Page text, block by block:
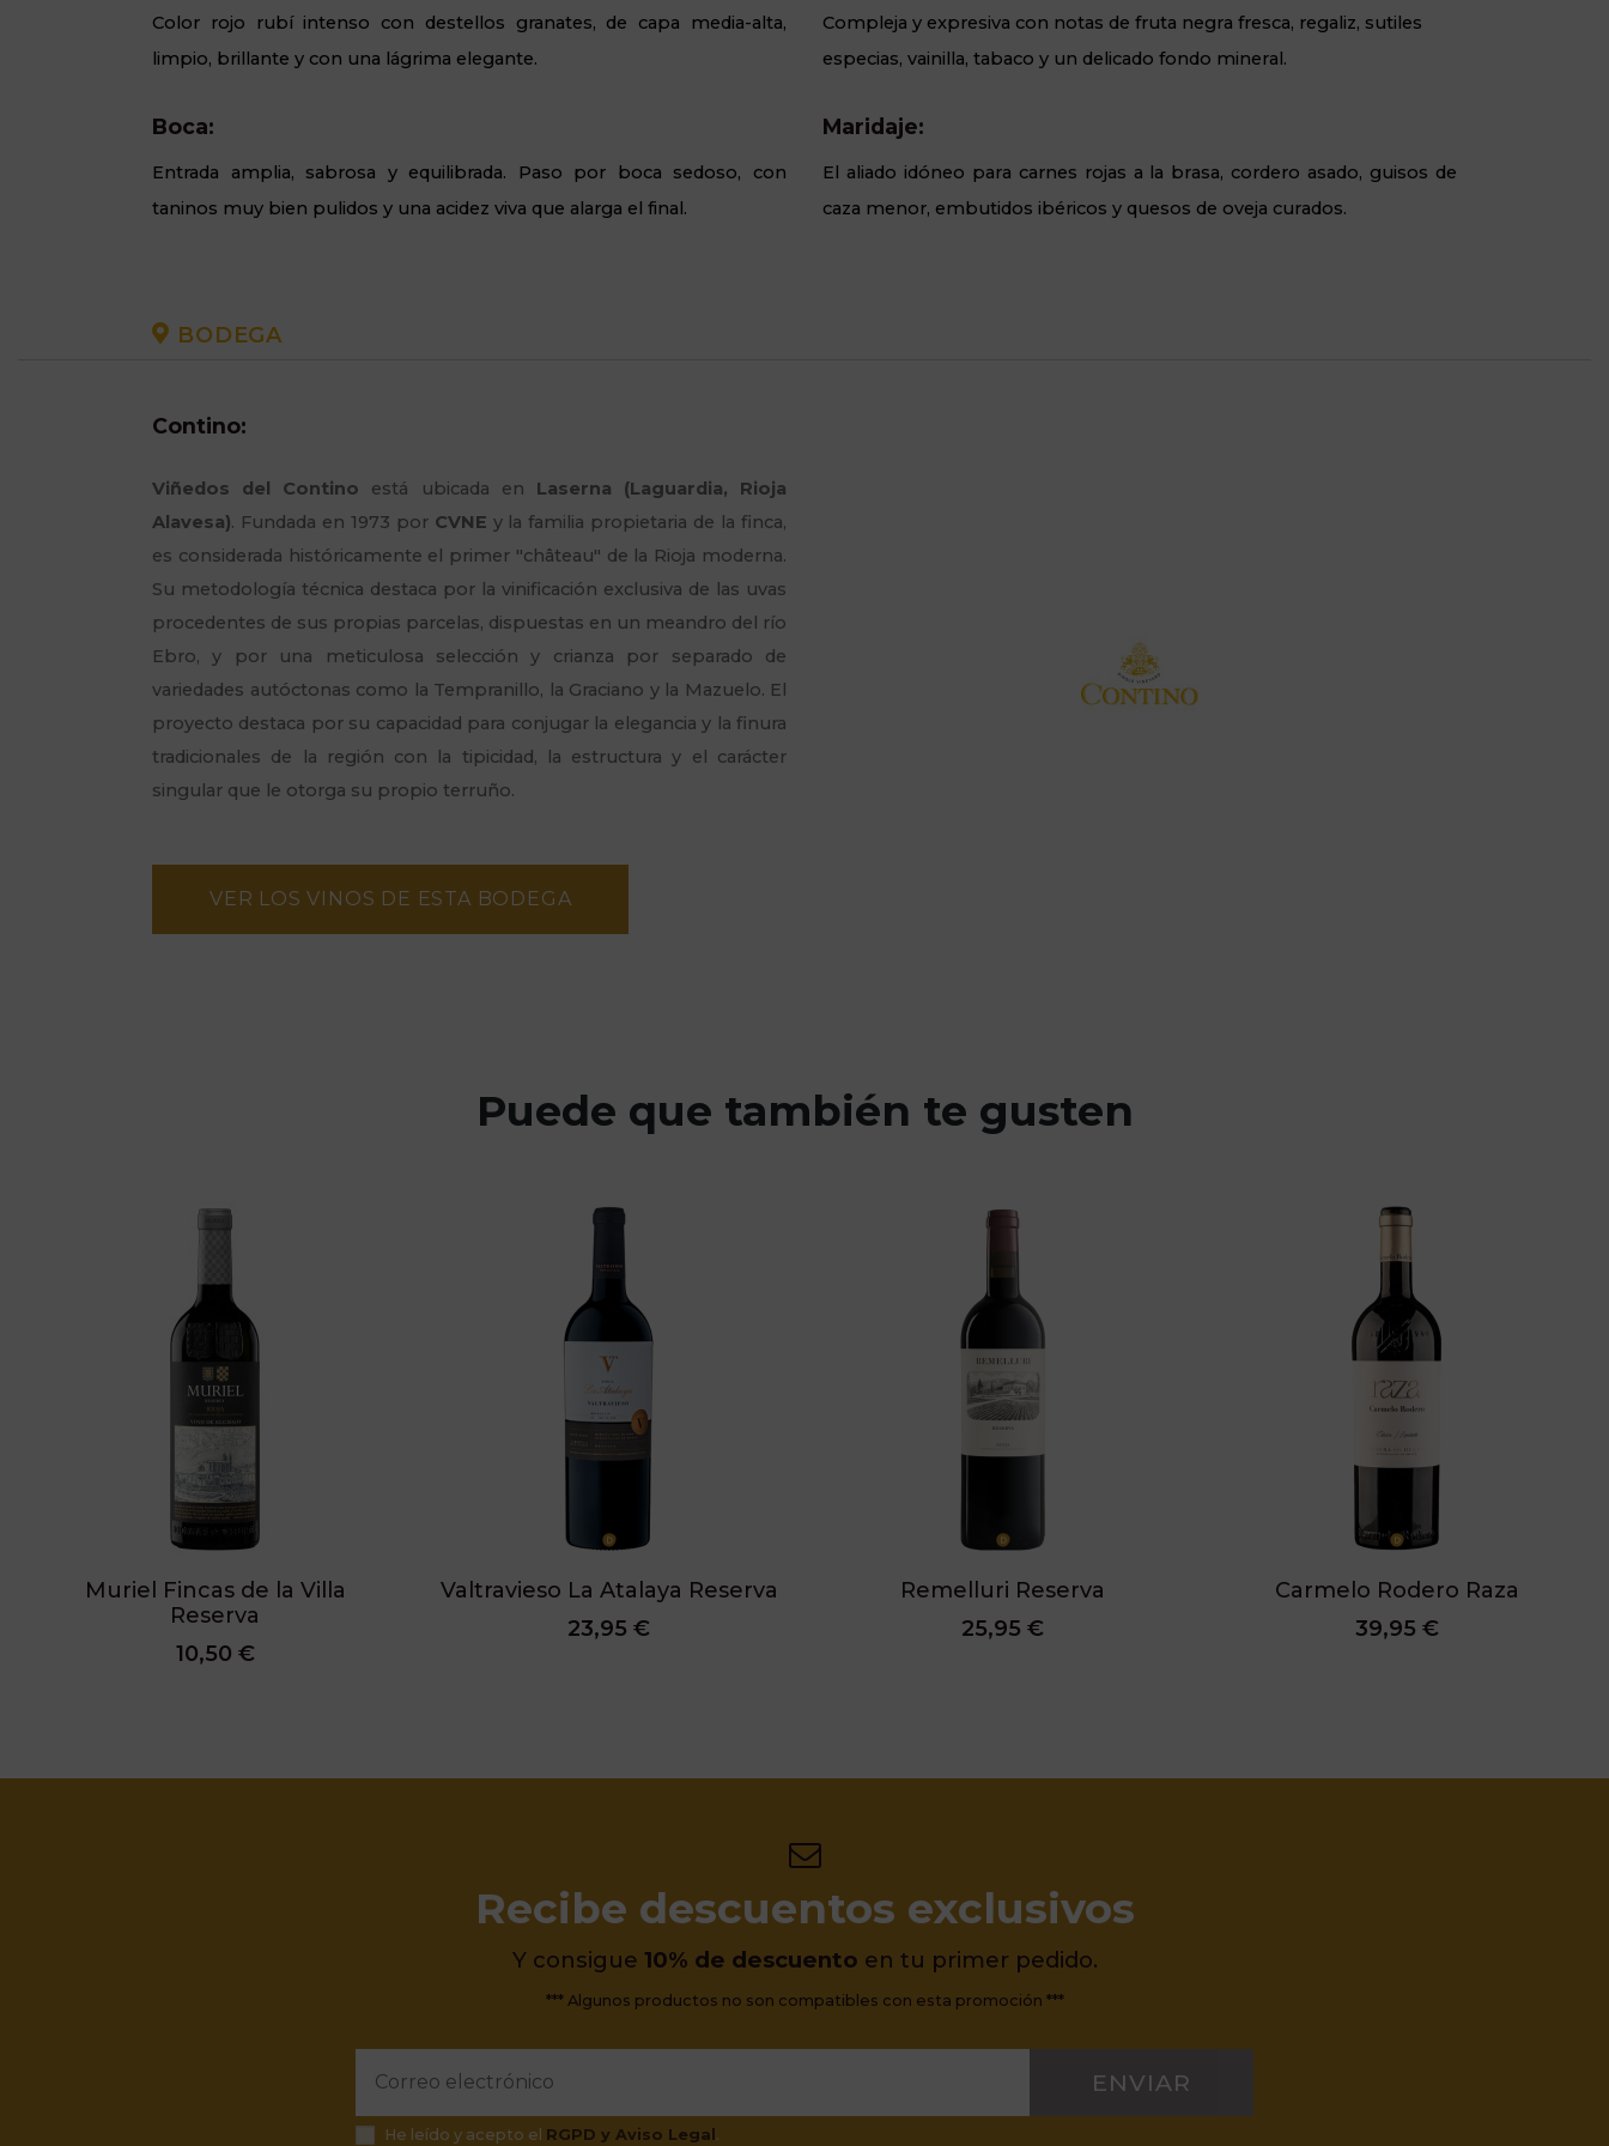
Color rojo rubí intenso con destellos granates, de capa media-alta,
limpio, brillante y con una lágrima elegante.
Compleja y expresiva con notas de fruta negra fresca, regaliz, sutiles
especias, vainilla, tabaco y un delicado fondo mineral.
Boca:
Entrada amplia, sabrosa y equilibrada. Paso por boca sedoso, con
taninos muy bien pulidos y una acidez viva que alarga el final.
Maridaje:
El aliado idóneo para carnes rojas a la brasa, cordero asado, guisos de
caza menor, embutidos ibéricos y quesos de oveja curados.
BODEGA
Contino:
Viñedos del Contino está ubicada en Laserna (Laguardia, Rioja
Alavesa). Fundada en 1973 por CVNE y la familia propietaria de la finca,
es considerada históricamente el primer "château" de la Rioja moderna.
Su metodología técnica destaca por la vinificación exclusiva de las uvas
procedentes de sus propias parcelas, dispuestas en un meandro del río
Ebro, y por una meticulosa selección y crianza por separado de
variedades autóctonas como la Tempranillo, la Graciano y la Mazuelo. El
proyecto destaca por su capacidad para conjugar la elegancia y la finura
tradicionales de la región con la tipicidad, la estructura y el carácter
singular que le otorga su propio terruño.
VER LOS VINOS DE ESTA BODEGA
Puede que también te gusten
Muriel Fincas de la Villa
Reserva
10,50 €
Valtravieso La Atalaya Reserva
23,95 €
Remelluri Reserva
25,95 €
Carmelo Rodero Raza
39,95 €
Recibe descuentos exclusivos
Y consigue 10% de descuento en tu primer pedido.
*** Algunos productos no son compatibles con esta promoción ***
ENVIAR
He leído y acepto el RGPD y Aviso Legal .